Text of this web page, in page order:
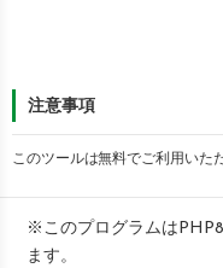
注意事項
このツールは無料でご利用いた
※このプログラムは
ます。